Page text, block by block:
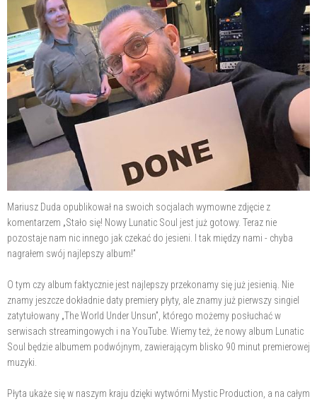
Mariusz Duda opublikował na swoich socjalach wymowne zdjęcie z
komentarzem „Stało się! Nowy Lunatic Soul jest już gotowy. Teraz nie
pozostaje nam nic innego jak czekać do jesieni. I tak między nami - chyba
nagrałem swój najlepszy album!”
O tym czy album faktycznie jest najlepszy przekonamy się już jesienią. Nie
znamy jeszcze dokładnie daty premiery płyty, ale znamy już pierwszy singiel
zatytułowany „The World Under Unsun”, którego możemy posłuchać w
serwisach streamingowych i na YouTube. Wiemy też, że nowy album Lunatic
Soul będzie albumem podwójnym, zawierającym blisko 90 minut premierowej
muzyki.
Płyta ukaże się w naszym kraju dzięki wytwórni Mystic Production, a na całym